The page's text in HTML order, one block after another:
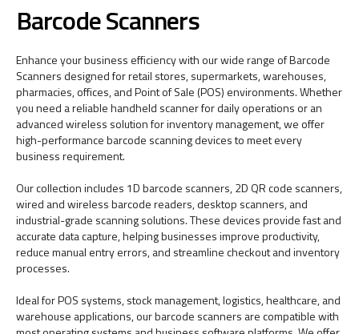
Barcode Scanners
Enhance your business efficiency with our wide range of Barcode
Scanners designed for retail stores, supermarkets, warehouses,
pharmacies, offices, and Point of Sale (POS) environments. Whether
you need a reliable handheld scanner for daily operations or an
advanced wireless solution for inventory management, we offer
high-performance barcode scanning devices to meet every
business requirement.
Our collection includes 1D barcode scanners, 2D QR code scanners,
wired and wireless barcode readers, desktop scanners, and
industrial-grade scanning solutions. These devices provide fast and
accurate data capture, helping businesses improve productivity,
reduce manual entry errors, and streamline checkout and inventory
processes.
Ideal for POS systems, stock management, logistics, healthcare, and
warehouse applications, our barcode scanners are compatible with